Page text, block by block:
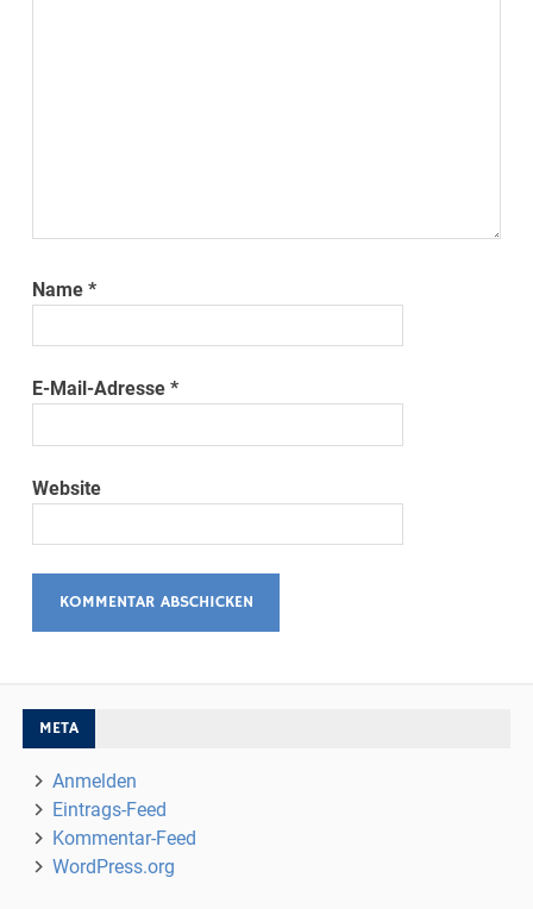
Name*
E-Mail-Adresse*
Website
META
Anmelden
Eintrags-Feed
Kommentar-Feed
WordPress.org